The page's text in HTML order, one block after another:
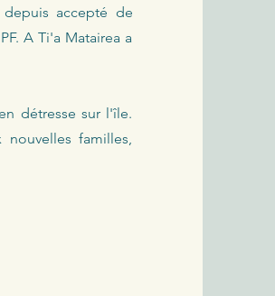
accepté de
A Ti'a Matairea a
détresse sur l'île.
familles,